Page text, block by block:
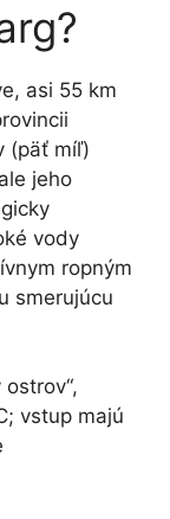
asi 55 km
(päť míľ)
jeho
vody
ropným
smerujúcu
vstup majú